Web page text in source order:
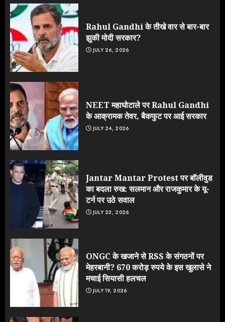
Rahul Gandhi के तीखे वार से बार-बार
झुकी मोदी सरकार?
JULY 26, 2026
NEET महाघोटाले पर Rahul Gandhi
के आक्रामक तेवर, बैकफुट पर आई सरकार
JULY 24, 2026
Jantar Mantar Protest पर बॉलीवुड
का बदला रुख: सलमान और राजकुमार के यू-
टर्न पर उठे सवाल
JULY 23, 2026
ONGC के खजाने से RSS के संगठनों पर
मेहरबानी? 670 करोड़ रुपये के इस खुलासे ने
मचाई सियासी हलचल
JULY 19, 2026